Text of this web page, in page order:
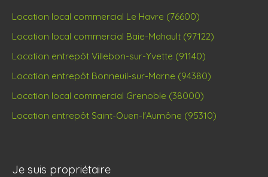
Location local commercial Le Havre (76600)
Location local commercial Baie-Mahault (97122)
Location entrepôt Villebon-sur-Yvette (91140)
Location entrepôt Bonneuil-sur-Marne (94380)
Location local commercial Grenoble (38000)
Location entrepôt Saint-Ouen-l'Aumône (95310)
Je suis propriétaire